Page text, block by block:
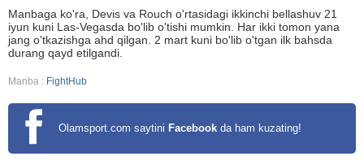
Manbaga ko'ra, Devis va Rouch o'rtasidagi ikkinchi bellashuv 21
iyun kuni Las-Vegasda bo'lib o'tishi mumkin. Har ikki tomon yana
jang o'tkazishga ahd qilgan. 2 mart kuni bo'lib o'tgan ilk bahsda
durang qayd etilgandi.
Manba : FightHub
Olamsport.com saytini Facebook da ham kuzating!